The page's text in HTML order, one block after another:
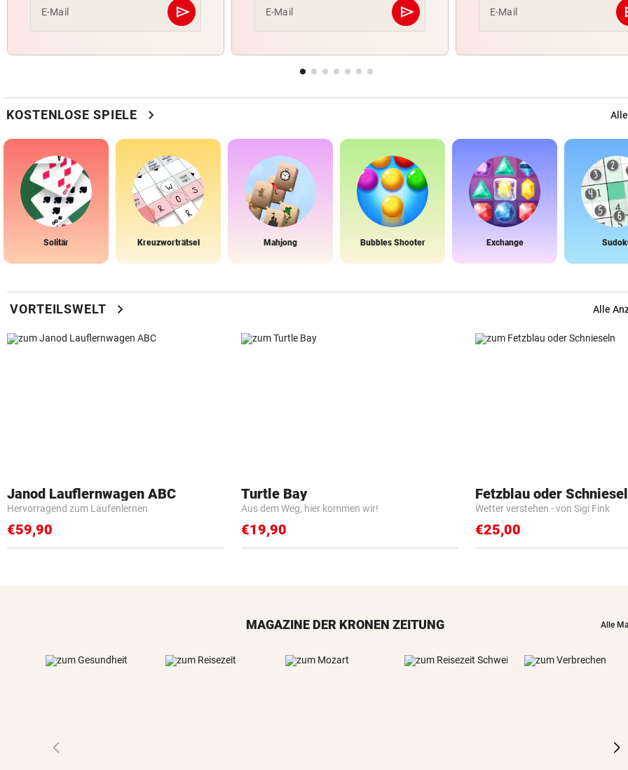
E-Mail send
Abschicken E-Mail send
Abschicken E-Mail
KOSTENLOSE SPIELE chevron_right
Solitär Kreuzworträtsel Mahjong Bubbles Shooter Exchange
VORTEILSWELT chevron_right Alle
Janod Lauflernwagen ABC
Hervorragend zum Laufenlernen
€59,90
Turtle Bay
Aus dem Weg, hier kommen wir!
€19,90
Fetzblau oder
Wetter verstehen - von Sigi Fink
€25,00
MAGAZINE DER KRONEN ZEITUNG Alle